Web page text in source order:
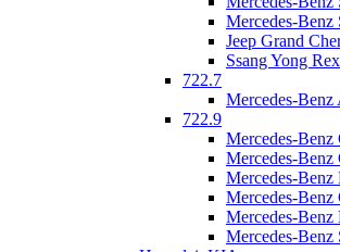
Mercedes-Benz
Jeep Grand
Ssang Yong
722.7
Mercedes-Benz
722.9
Mercedes-Benz
Mercedes-Benz
Mercedes-Benz
Mercedes-
Mercedes-
Mercedes-Benz